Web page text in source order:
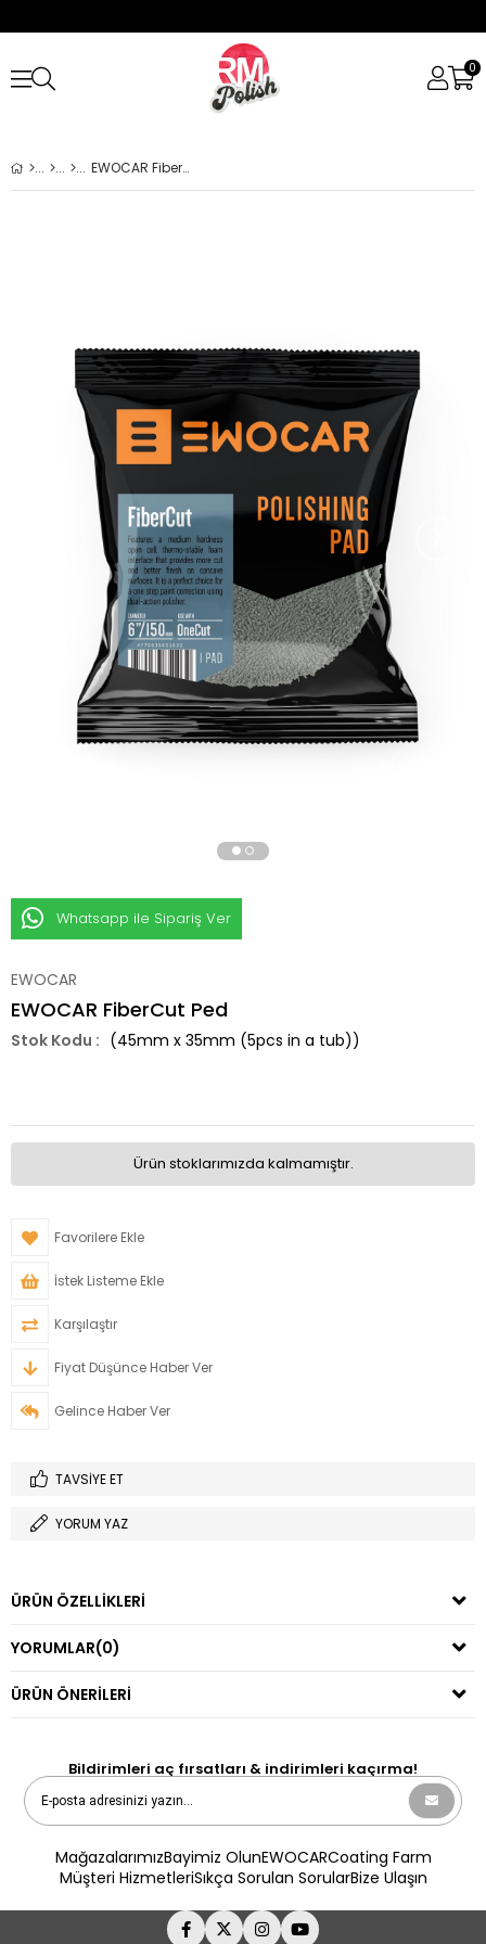
0
EWOCAR FiberCut Ped
Whatsapp ile Sipariş Ver
EWOCAR
EWOCAR FiberCut Ped
(45mm x 35mm (5pcs in a tub))
Ürün stoklarımızda kalmamıştır.
Favorilere Ekle
İstek Listeme Ekle
Karşılaştır
Fiyat Düşünce Haber Ver
Gelince Haber Ver
TAVSIYE ET
YORUM YAZ
ÜRÜN ÖZELLIKLERI
YORUMLAR(0)
ÜRÜN ÖNERILERI
Bildirimleri aç fırsatları & indirimleri kaçırma!
MağazalarımızBayimiz OlunEWOCARCoating Farm
Müşteri HizmetleriSıkça Sorulan SorularBize Ulaşın